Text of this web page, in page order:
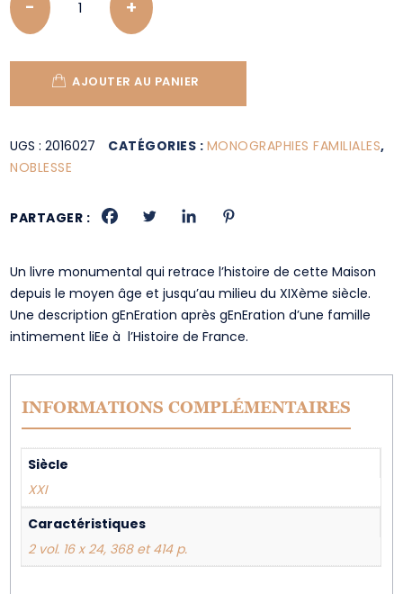
AJOUTER AU PANIER
UGS :2016027 CATÉGORIES : MONOGRAPHIES FAMILIALES,
NOBLESSE
PARTAGER :
Un livre monumental qui retrace l’histoire de cette Maison
depuis le moyen âge et jusqu’au milieu du XIXème siècle.
Une description gEnEration après gEnEration d’une famille
intimement liEe à l’Histoire de France.
INFORMATIONS COMPLÉMENTAIRES
Siècle
XXI
Caractéristiques
2 vol. 16 x 24, 368 et 414 p.